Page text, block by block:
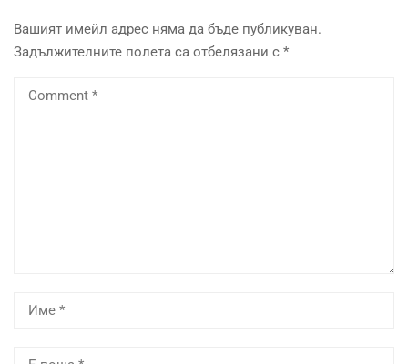
Вашият имейл адрес няма да бъде публикуван.
Задължителните полета са отбелязани с *